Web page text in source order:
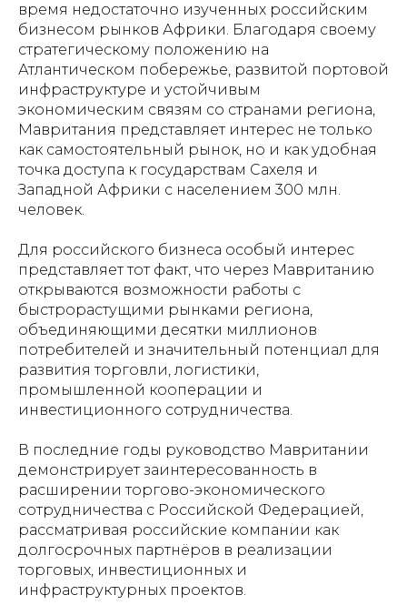
время недостаточно изученных российским
бизнесом рынков Африки. Благодаря своему
стратегическому положению на
Атлантическом побережье, развитой портовой
инфраструктуре и устойчивым
экономическим связям со странами региона,
Мавритания представляет интерес не только
как самостоятельный рынок, но и как удобная
точка доступа к государствам Сахеля и
Западной Африки с населением 300 млн.
человек.
Для российского бизнеса особый интерес
представляет тот факт, что через Мавританию
открываются возможности работы с
быстрорастущими рынками региона,
объединяющими десятки миллионов
потребителей и значительный потенциал для
развития торговли, логистики,
промышленной кооперации и
инвестиционного сотрудничества.
В последние годы руководство Мавритании
демонстрирует заинтересованность в
расширении торгово-экономического
сотрудничества с Российской Федерацией,
рассматривая российские компании как
долгосрочных партнёров в реализации
торговых, инвестиционных и
инфраструктурных проектов.